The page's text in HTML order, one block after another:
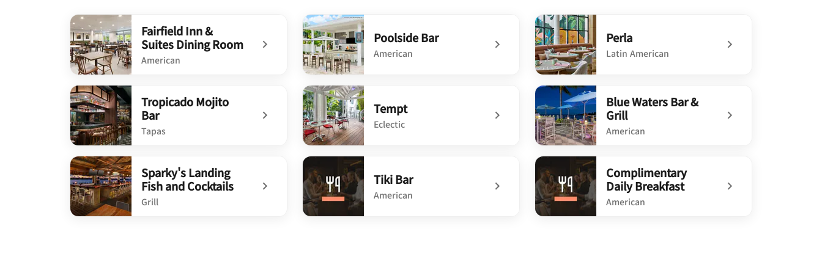
Fairfield Inn &
Suites Dining Room
American
undefined Fairfield Inn & Suites Dining Room
Poolside Bar
American
undefined Poolside Bar
Perla
Latin American
undefined Perla
Tropicado Mojito
Bar
Tapas
undefined Tropicado Mojito Bar
Tempt
Eclectic
undefined Tempt
Blue Waters Bar &
Grill
American
undefined Blue Waters Bar & Grill
Sparky's Landing
Fish and Cocktails
Grill
Tiki Bar
American
Complimentary
Daily Breakfast
American